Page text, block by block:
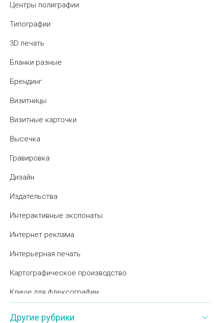
Центры полиграфии
Типографии
3D печать
Бланки разные
Брендинг
Визитницы
Визитные карточки
Высечка
Гравировка
Дизайн
Издательства
Интерактивные экспонаты
Интернет реклама
Интерьерная печать
Картографическое производство
Клише для флексографии
Корпоративные подарки
Другие рубрики